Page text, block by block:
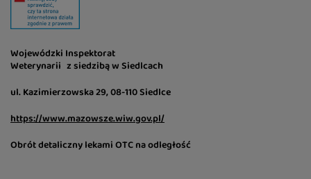
Wojewódzki Inspektorat
Weterynarii z siedzibą w Siedlcach
ul. Kazimierzowska 29, 08-110 Siedlce
https://www.mazowsze.wiw.gov.pl/
Obrót detaliczny lekami OTC na odległość